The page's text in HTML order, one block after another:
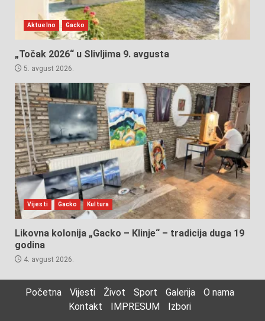
Aktuelno Gacko
„Točak 2026“ u Slivljima 9. avgusta
5. avgust 2026.
Vijesti Gacko Kultura
Likovna kolonija „Gacko – Klinje“ – tradicija duga 19
godina
4. avgust 2026.
Početna Vijesti Život Sport Galerija
O nama
Kontakt
IMPRESUM Izbori